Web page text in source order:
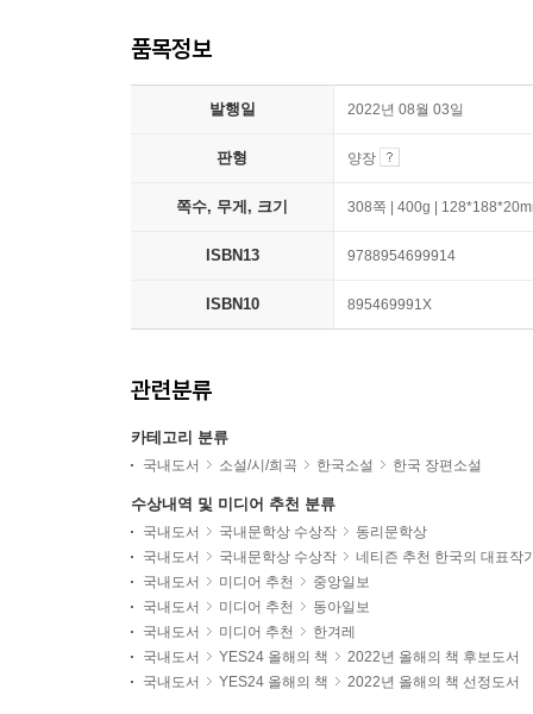
품목정보
발행일 2022년 08월 03일
판형 양장
쪽수, 무게, 크기 308쪽 | 400g |
ISBN13 9788954699914
ISBN10 895469991X
관련분류
카테고리 분류
국내도서 소설/시/희곡 한국소설 한국 장편소설
수상내역 및 미디어 추천 분류
국내도서 국내문학상 수상작
동리문학상
국내도서
국내문학상 수상작
네티즌 추천 한국의 대표작
국내도서
미디어 추천
중앙일보
국내도서
미디어 추천
동아일보
국내도서
미디어 추천
한겨레
국내도서
YES24 올해의 책
2022년 올해의 책 후보도서
국내도서
YES24 올해의 책 2022년 올해의 책 선정도서